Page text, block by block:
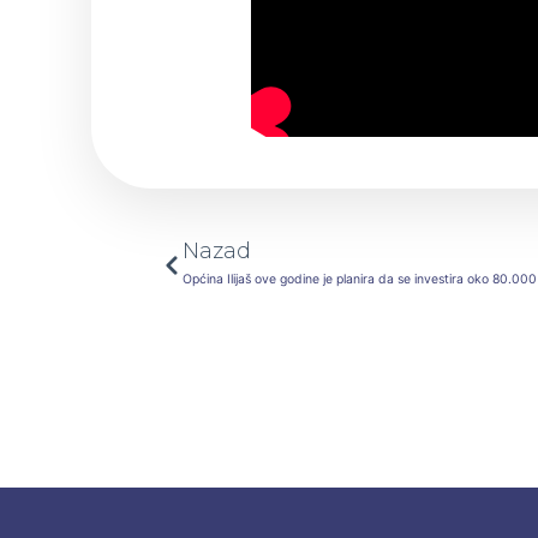
Prev
Nazad
Općina Ilijaš ove godine je planira da se investira oko